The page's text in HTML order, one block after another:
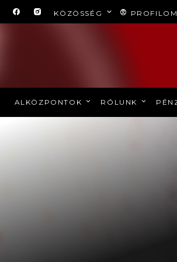
KÖZÖSSÉG PROFILOM
ALKÖZPONTOK RÓLUNK